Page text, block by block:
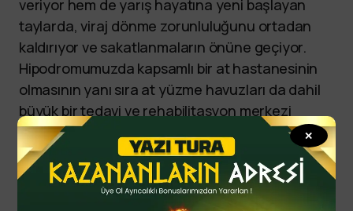
✕
veriyor hem de yarış hayatına yeni başlayan
taylarda, viraj dönme zorunluluğunu ortadan
kaldırıyor ve sakatlanmaların önüne geçiyor.
Hipodromumuzda kapsamlı bir at hastanesinin
olmasının yanı sıra at yüzme havuzları da dahil
büyük bir tedavi ve rehabilitasyon merkezi
planlıyoruz. Menteşe Hipodromu’nu açık
arttırma usulü tay satış merkezi haline getirmeyi
hedefliyoruz” diye konuştu.